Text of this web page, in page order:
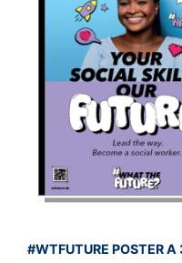
BROSCHÜRE:
#WTFUTURE POSTER A